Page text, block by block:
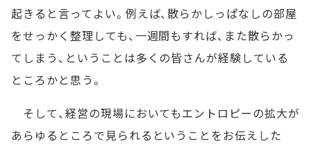
起きると言ってよい。例えば、散らかしっぱなしの部屋
をせっかく整理しても、一週間もすれば、また散らかっ
てしまう、ということは多くの皆さんが経験している
ところかと思う。
そして、経営の現場においてもエントロピーの拡大が
あらゆるところで見られるということをお伝えした